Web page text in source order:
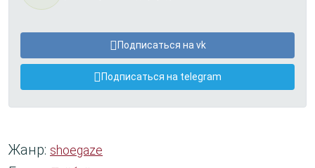
Подписаться на vk
Подписаться на telegram
Жанр: shoegaze